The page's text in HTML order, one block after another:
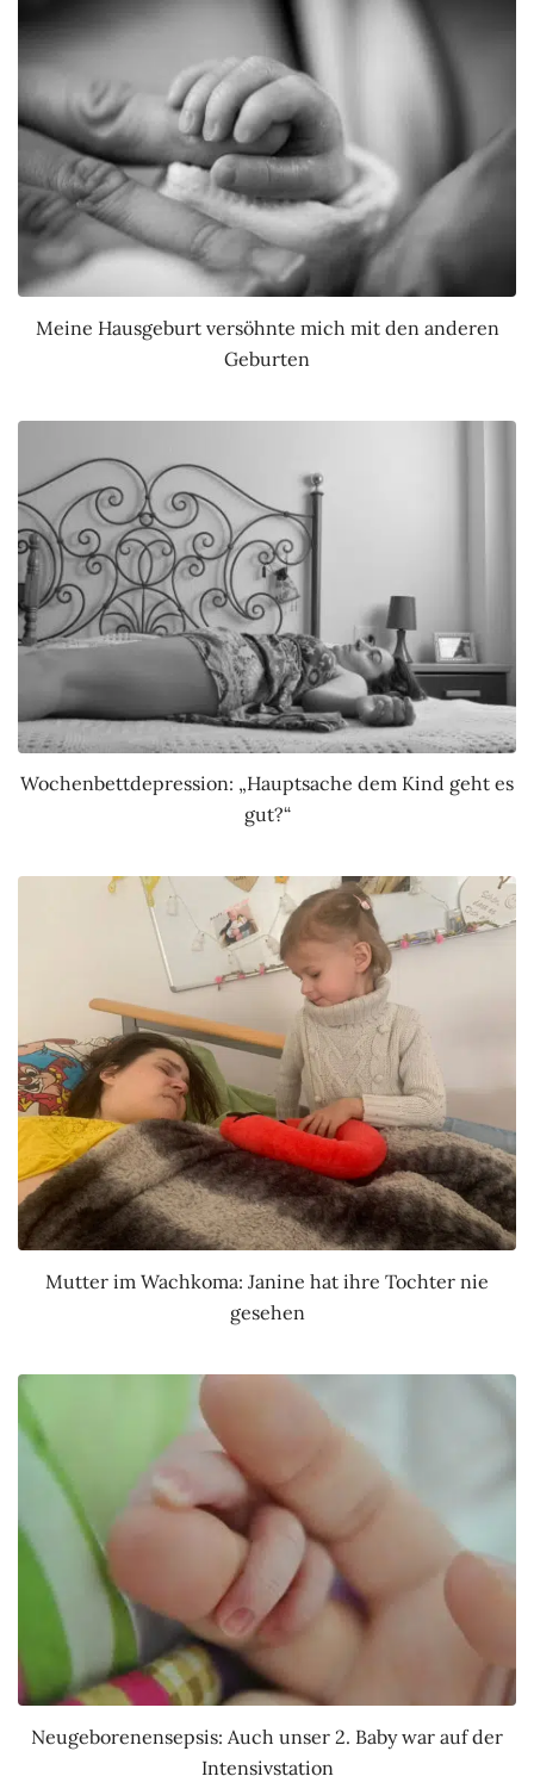
Meine Hausgeburt versöhnte mich mit den anderen
Geburten
Wochenbettdepression: „Hauptsache dem Kind geht es
gut?“
Mutter im Wachkoma: Janine hat ihre Tochter nie
gesehen
Neugeborenensepsis: Auch unser 2. Baby war auf der
Intensivstation